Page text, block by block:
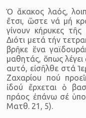
Ὁ ἄκακος λαός,
ἔτσι, ὥστε νά μή
γίνουν κήρυκες
Διότι μετά τήν
βρῆκε ἕνα
μαθητάς, ὅπως λέγει
αυτό, εἰσῆλθε στά
Ζαχαρίου πού
ἰδού ἔρχεται ὁ
πράος ἐπάνω σέ
Ματθ. 21, 5).